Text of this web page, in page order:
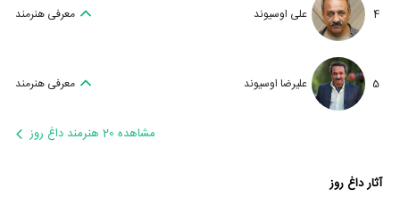
4 علی اوسیوند معرفی هنرمند
5 علیرضا اوسیوند معرفی هنرمند
مشاهده 20 هنرمند داغ روز
آثار داغ روز